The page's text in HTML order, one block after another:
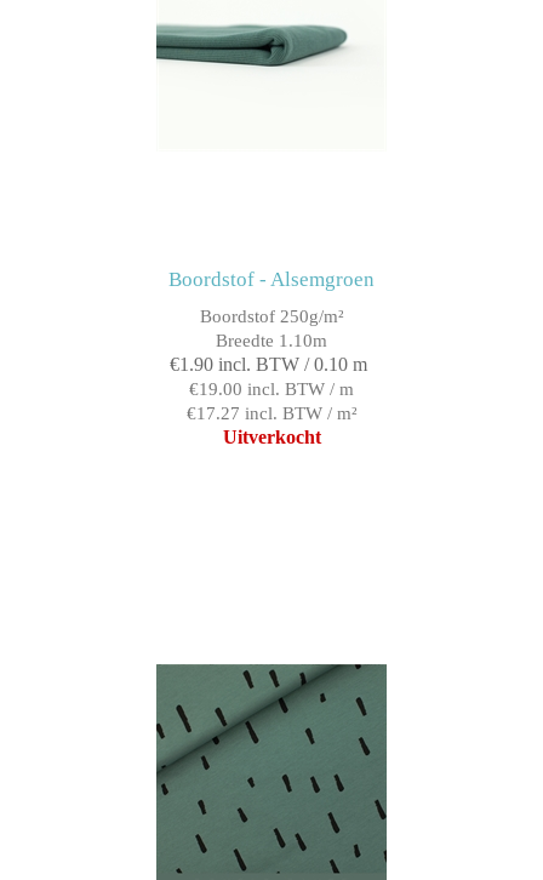
Boordstof - Alsemgroen
Boordstof 250g/m²
Breedte 1.10m
€1.90 incl. BTW / 0.10 m
€19.00 incl. BTW / m
€17.27 incl. BTW / m²
Uitverkocht